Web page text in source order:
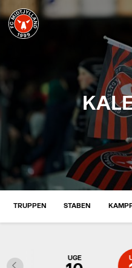
TRUPPEN STABEN
UGE UGE